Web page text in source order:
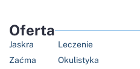
Oferta
Jaskra
Zaćma
Leczenie
Okulistyka